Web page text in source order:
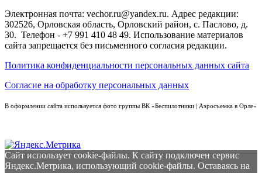
Электронная почта: vechor.ru@yandex.ru. Адрес редакции:
302526, Орловская область, Орловский район, с. Паслово, д.
30. Телефон - +7 991 410 48 49. Использование материалов
сайта запрещается без письменного согласия редакции.
Политика конфиденциальности персональных данных сайта
Согласие на обработку персональных данных
В оформлении сайта используется фото группы ВК «Беспилотники | Аэросъемка в Орле»
Сайт использует cookie-файлы. К cайту подключен сервис
Яндекс.Метрика, использующий cookie-файлы. Оставаясь на